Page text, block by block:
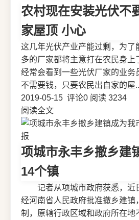
农村现在安装光伏不
家屋顶 小心
这几年光伏产业产能过剩，为了
多的厂家都将主意打在农民身上
经常会看到一些光伏厂家的业务
不需要钱，只要农民出自家的屋
2019-05-15 评论0 阅读 3234
阅读全文
报
项城市永丰乡撤乡建
14个镇
记者从项城市政府获悉，近
经河南省人民政府批准撤乡建镇
制，原辖行政区域和政府所在地